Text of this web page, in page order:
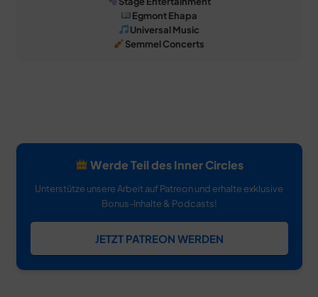
Egmont Ehapa
Universal Music
Semmel Concerts
Werde Teil des Inner Circles
Unterstütze unsere Arbeit auf Patreon und erhalte exklusive
Bonus-Inhalte & Podcasts!
JETZT PATREON WERDEN